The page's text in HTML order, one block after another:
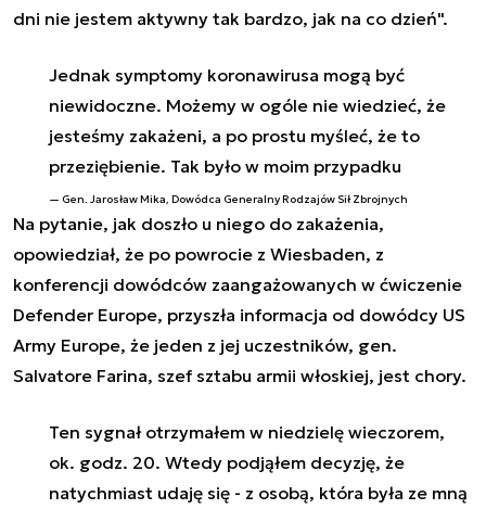
dni nie jestem aktywny tak bardzo, jak na co dzień".
Jednak symptomy koronawirusa mogą być
niewidoczne. Możemy w ogóle nie wiedzieć, że
jesteśmy zakażeni, a po prostu myśleć, że to
przeziębienie. Tak było w moim przypadku
Gen. Jarosław Mika, Dowódca Generalny Rodzajów Sił Zbrojnych
Na pytanie, jak doszło u niego do zakażenia,
opowiedział, że po powrocie z Wiesbaden, z
konferencji dowódców zaangażowanych w ćwiczenie
Defender Europe, przyszła informacja od dowódcy US
Army Europe, że jeden z jej uczestników, gen.
Salvatore Farina, szef sztabu armii włoskiej, jest chory.
Ten sygnał otrzymałem w niedzielę wieczorem,
ok. godz. 20. Wtedy podjąłem decyzję, że
natychmiast udaję się - z osobą, która była ze mną